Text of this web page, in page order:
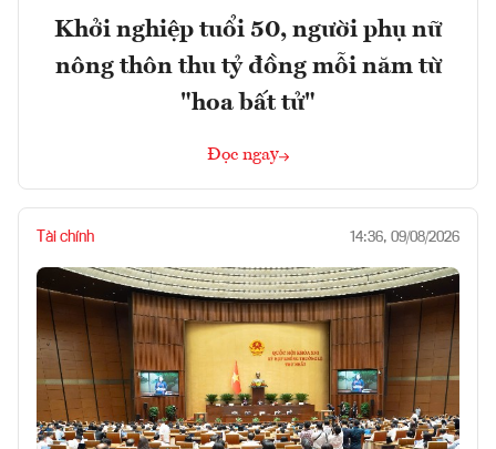
Khởi nghiệp tuổi 50, người phụ nữ
nông thôn thu tỷ đồng mỗi năm từ
"hoa bất tử"
Đọc ngay
Tài chính 14:36, 09/08/2026